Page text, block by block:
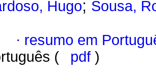
Hugo; Sousa,
· resumo em
(
pdf )